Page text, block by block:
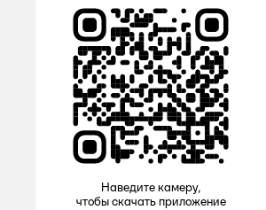
Наведите камеру,
чтобы скачать приложение